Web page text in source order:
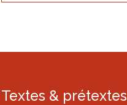
Textes & prétextes